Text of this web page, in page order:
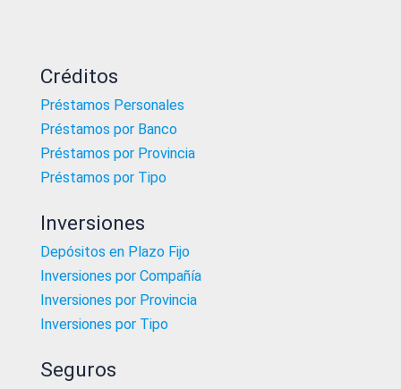
Créditos
Préstamos Personales
Préstamos por Banco
Préstamos por Provincia
Préstamos por Tipo
Inversiones
Depósitos en Plazo Fijo
Inversiones por Compañía
Inversiones por Provincia
Inversiones por Tipo
Seguros